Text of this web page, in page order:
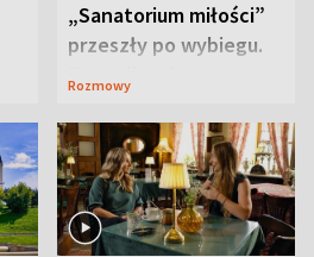
„Sanatorium miłości”
przeszły po wybiegu.
Te stylizacje
Rozmowy